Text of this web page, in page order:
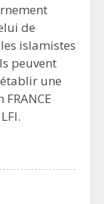
de
islamistes
peuvent
une